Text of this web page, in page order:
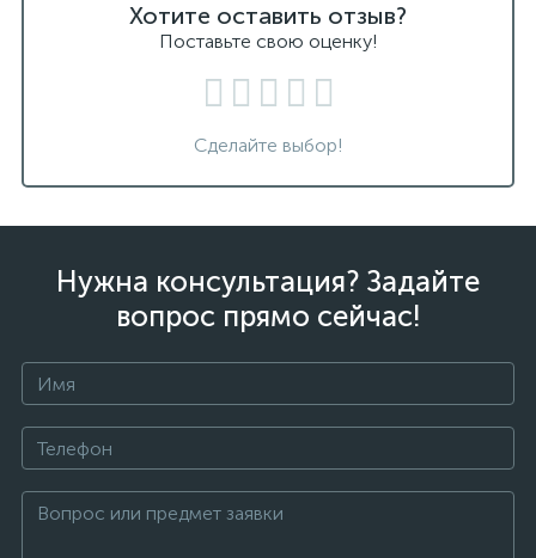
Хотите оставить отзыв?
Поставьте свою оценку!
Сделайте выбор!
Нужна консультация? Задайте
вопрос прямо сейчас!